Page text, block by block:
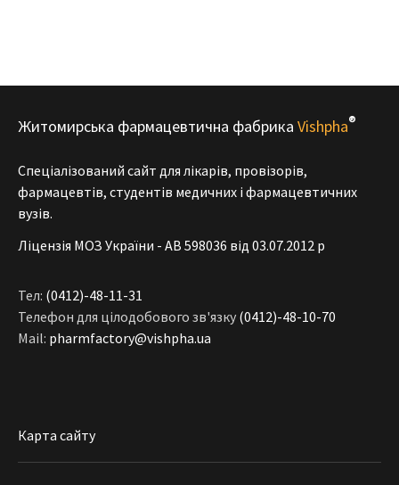
Житомирська фармацевтична фабрика Vishpha®
Спеціалізований сайт для лікарів, провізорів,
фармацевтів, студентів медичних і фармацевтичних
вузів.
Ліцензія МОЗ України - АВ 598036 від 03.07.2012 р
Тел: (0412)-48-11-31
Телефон для цілодобового зв'язку (0412)-48-10-70
Mail: pharmfactory@vishpha.ua
Карта сайту